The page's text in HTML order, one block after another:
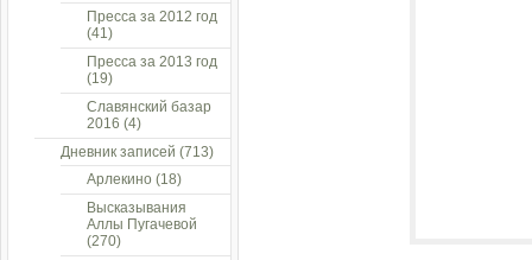
Пресса за 2012 год
(41)
Пресса за 2013 год
(19)
Славянский базар
2016 (4)
Дневник записей (713)
Арлекино (18)
Высказывания
Аллы Пугачевой
(270)